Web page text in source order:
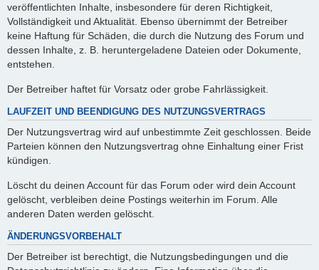
veröffentlichten Inhalte, insbesondere für deren Richtigkeit,
Vollständigkeit und Aktualität. Ebenso übernimmt der Betreiber
keine Haftung für Schäden, die durch die Nutzung des Forum und
dessen Inhalte, z. B. heruntergeladene Dateien oder Dokumente,
entstehen.
Der Betreiber haftet für Vorsatz oder grobe Fahrlässigkeit.
LAUFZEIT UND BEENDIGUNG DES NUTZUNGSVERTRAGS
Der Nutzungsvertrag wird auf unbestimmte Zeit geschlossen. Beide
Parteien können den Nutzungsvertrag ohne Einhaltung einer Frist
kündigen.
Löscht du deinen Account für das Forum oder wird dein Account
gelöscht, verbleiben deine Postings weiterhin im Forum. Alle
anderen Daten werden gelöscht.
ÄNDERUNGSVORBEHALT
Der Betreiber ist berechtigt, die Nutzungsbedingungen und die